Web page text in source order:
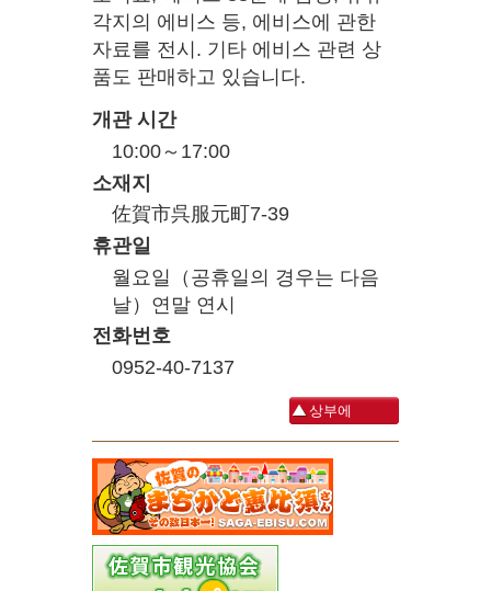
각지의 에비스 등, 에비스에 관한
자료를 전시. 기타 에비스 관련 상
품도 판매하고 있습니다.
개관 시간
10:00～17:00
소재지
佐賀市呉服元町7-39
휴관일
월요일（공휴일의 경우는 다음
날）연말 연시
전화번호
0952-40-7137
상부에